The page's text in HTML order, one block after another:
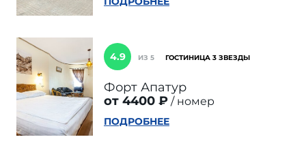
4.9 ИЗ 5 ГОСТИНИЦА 3 ЗВЕЗДЫ
Форт Апатур
от 4400 ₽
номер
ПОДРОБНЕЕ